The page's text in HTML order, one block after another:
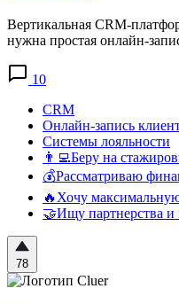
Вертикальная CRM-
нужна простая онлайн-
10
CRM
Онлайн-запись
Системы лояльности
👨‍💻Беру на
💰Рассматриваю
🔥Хочу
🤝Ищу партнерства и
78